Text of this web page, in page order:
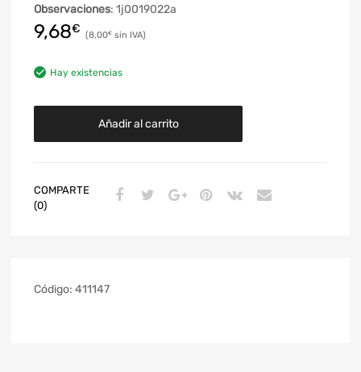
Observaciones: 1j0019022a
9,68€ 8,00€
Hay existencias
Añadir al carrito
COMPARTE
(0)
Código: 411147